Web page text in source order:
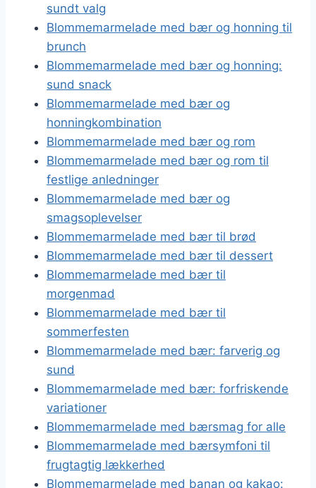
sundt valg
Blommemarmelade med bær og honning til
brunch
Blommemarmelade med bær og honning:
sund snack
Blommemarmelade med bær og
honningkombination
Blommemarmelade med bær og rom
Blommemarmelade med bær og rom til
festlige anledninger
Blommemarmelade med bær og
smagsoplevelser
Blommemarmelade med bær til brød
Blommemarmelade med bær til dessert
Blommemarmelade med bær til
morgenmad
Blommemarmelade med bær til
sommerfesten
Blommemarmelade med bær: farverig og
sund
Blommemarmelade med bær: forfriskende
variationer
Blommemarmelade med bærsmag for alle
Blommemarmelade med bærsymfoni til
frugtagtig lækkerhed
Blommemarmelade med banan og kakao: